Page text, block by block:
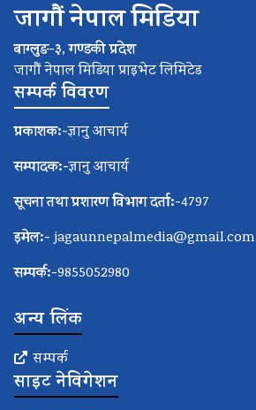
जागौं नेपाल मिडिया
बाग्लुङ-३, गण्डकी प्रदेश
जागौं नेपाल मिडिया प्राइभेट लिमिटेड
सम्पर्क विवरण
प्रकाशक:-ज्ञानु आचार्य
सम्पादक:-ज्ञानु आचार्य
सूचना तथा प्रशारण विभाग दर्ता:-4797
इमेल:- jagaunnepalmedia@gmail.com
सम्पर्क:-9855052980
अन्य लिंक
सम्पर्क
साइट नेविगेशन